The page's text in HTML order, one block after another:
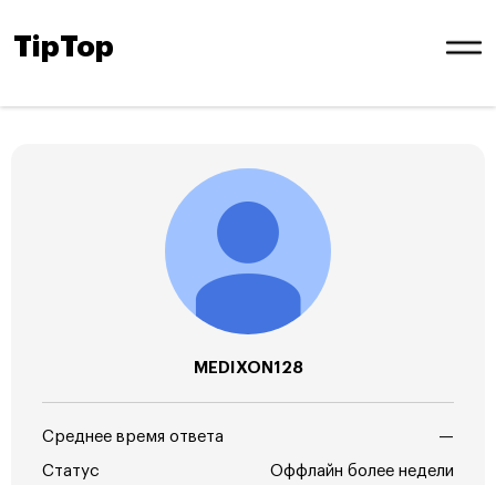
TipTop
MEDIXON128
Среднее время ответа —
Статус Оффлайн более недели